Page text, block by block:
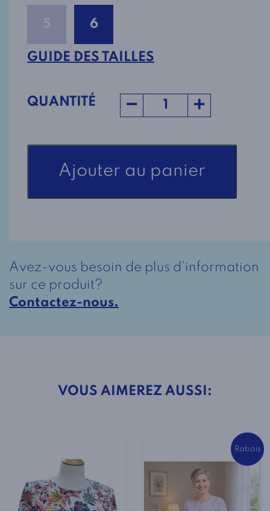
5 6
GUIDE DES TAILLES
QUANTITÉ
imprimé
marine
et
Ajouter au panier
Avez-vous besoin de plus d'information
sur ce produit?
Contactez-nous.
VOUS AIMEREZ AUSSI:
Rabais